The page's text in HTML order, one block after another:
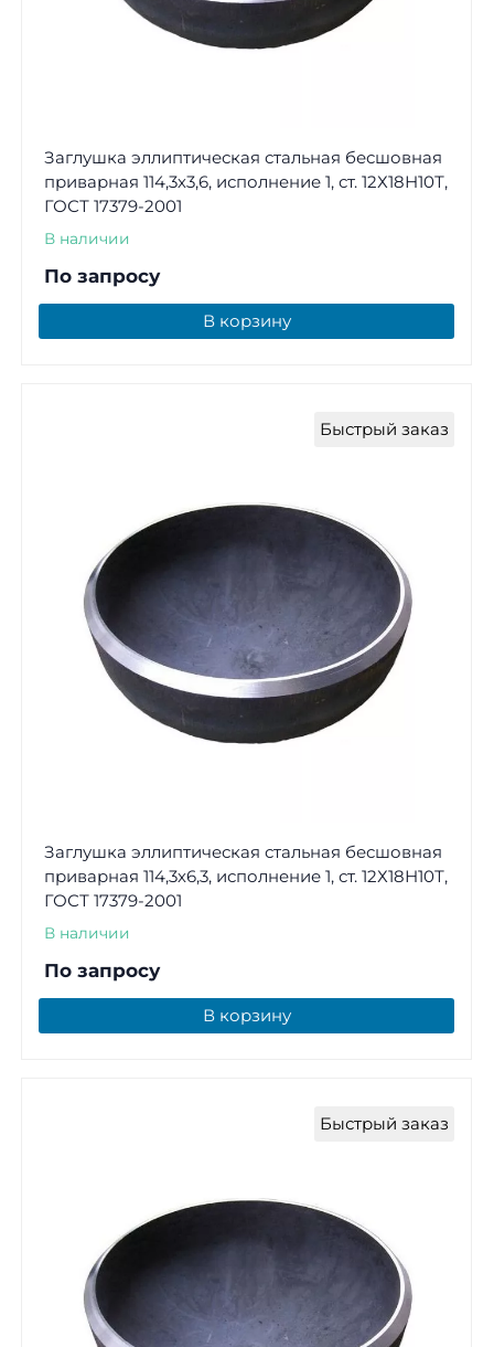
Заглушка эллиптическая стальная бесшовная
приварная 114,3х3,6, исполнение 1, ст. 12Х18Н10Т,
ГОСТ 17379-2001
В наличии
По запросу
В корзину
Быстрый заказ
Заглушка эллиптическая стальная бесшовная
приварная 114,3х6,3, исполнение 1, ст. 12Х18Н10Т,
ГОСТ 17379-2001
В наличии
По запросу
В корзину
Быстрый заказ